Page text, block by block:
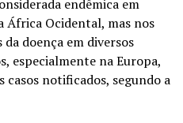
endêmica em
África Ocidental, mas nos
doença em diversos
especialmente na Europa,
casos notificados, segundo a